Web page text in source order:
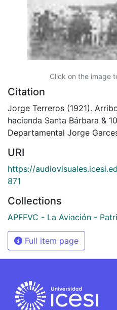
Click on the image
Citation
Jorge Terreros (1921).
hacienda Santa Bárbara &
Departamental Jorge
URI
https://
871
Collections
APFFVC - La Aviación -
Full item page